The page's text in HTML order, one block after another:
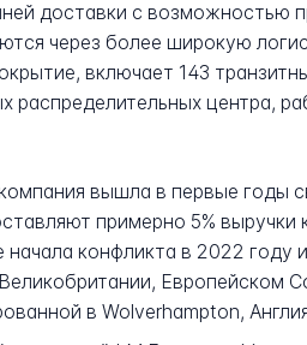
доставки с возможностью
через более широкую
включает 143
распределительных центра,
вышла в первые годы
примерно 5% выручки
конфликта в 2022 году
Европейском
в Wolverhampton,